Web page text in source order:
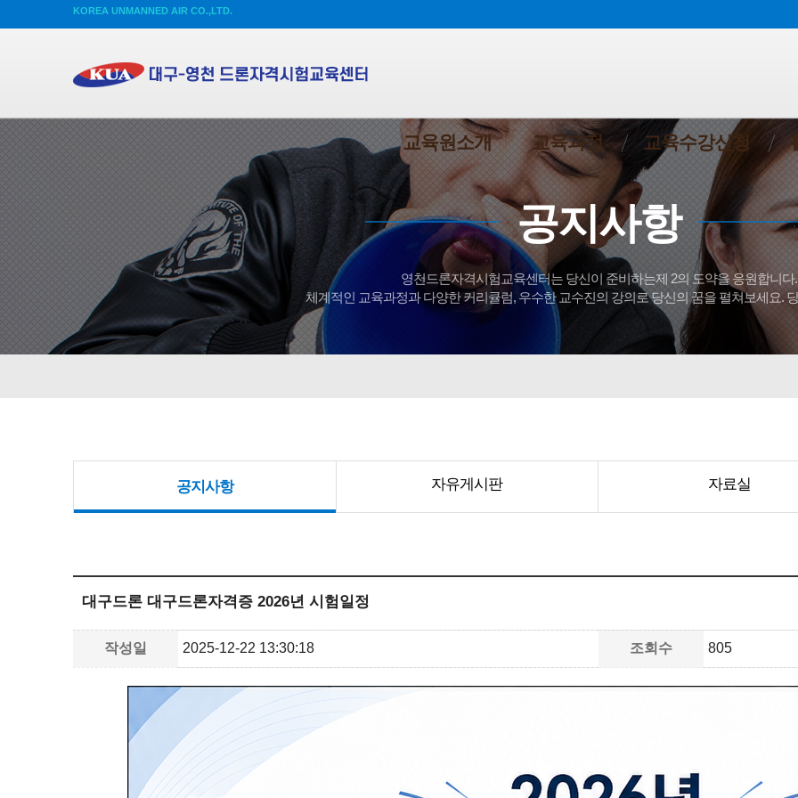
KOREA UNMANNED AIR CO.,LTD.
교육원소개 교육과정 교육수강신청
공지사항
영천드론자격시험교육센터는 당신이 준비하는제 2의 도약을 응원합니다.
체계적인 교육과정과 다양한 커리큘럼, 우수한 교수진의 강의로 당신의 꿈을 펼쳐보세요.
공지사항 자유게시판 자료실
대구드론 대구드론자격증 2026년 시험일정
작성일 2025-12-22 13:30:18 조회수 805